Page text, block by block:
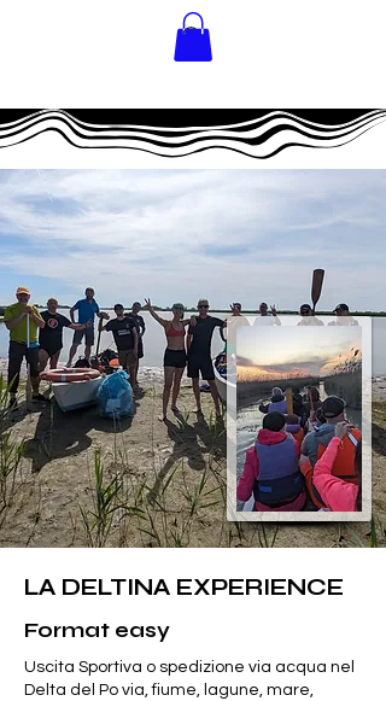
INNER
LA DELTINA EXPERIENCE
Format easy
Uscita Sportiva o spedizione via acqua nel
Delta del Po via, fiume, lagune, mare,